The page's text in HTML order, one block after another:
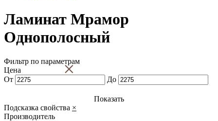
Ламинат Мрамор
Однополосный
Фильтр по параметрам
×
Цена
От
До
Показать
Подсказка свойства ×
Производитель